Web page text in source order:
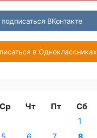
ВКонтакте
в Одноклассниках
Ср Чт Пт Сб
1